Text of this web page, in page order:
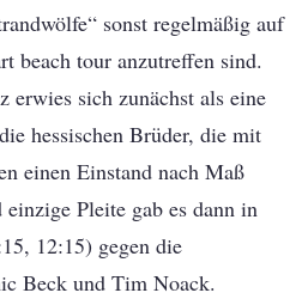
sonst regelmäßig auf
beach tour anzutreffen sind.
erwies sich zunächst als eine
hessischen Brüder, die mit
einen Einstand nach Maß
Pleite gab es dann in
12:15) gegen die
Beck und Tim Noack.